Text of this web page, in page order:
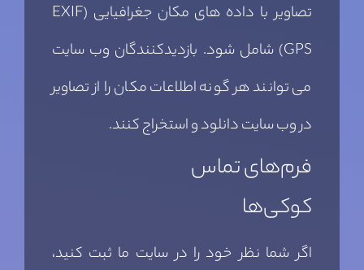
تصاویر با داده های مکان جغرافیایی (EXIF
GPS) شامل شود. بازدیدکنندگان وب سایت
می توانند هر گونه اطلاعات مکان را از تصاویر
در وب سایت دانلود و استخراج کنند.
فرم‌های تماس
کوکی‌ها
اگر شما نظر خود را در سایت ما ثبت کنید،